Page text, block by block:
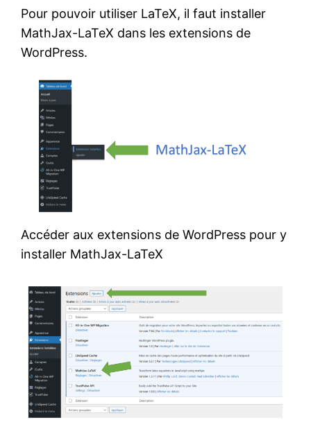
Pour pouvoir utiliser LaTeX, il faut installer
MathJax-LaTeX dans les extensions de
WordPress.
Accéder aux extensions de WordPress pour y
installer MathJax-LaTeX